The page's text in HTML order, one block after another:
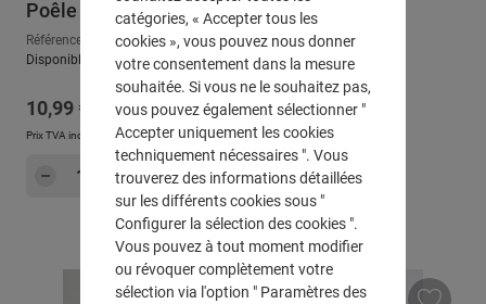
Poêle en fonte "Tapas", 2 pièces
Référence : 771163
Disponible, délai de livraison : env. 2-3 jours ouvrables
Prix régulier :
10,99 €
Prix TVA incluse, en sus Frais d'expédition
Quantité de produit : Entrez la quantité
Dans le panier
catégories, « Accepter tous les
cookies », vous pouvez nous donner
votre consentement dans la mesure
souhaitée. Si vous ne le souhaitez pas,
vous pouvez également sélectionner "
Accepter uniquement les cookies
techniquement nécessaires ". Vous
trouverez des informations détaillées
sur les différents cookies sous "
Configurer la sélection des cookies ".
Vous pouvez à tout moment modifier
ou révoquer complètement votre
sélection via l'option " Paramètres des